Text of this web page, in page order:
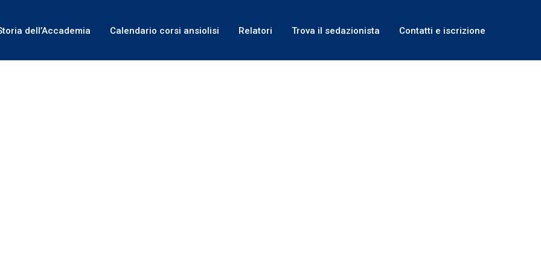
dell’Accademia Calendario corsi ansiolisi Relatori Trova il sedazionista Contatti e iscrizione